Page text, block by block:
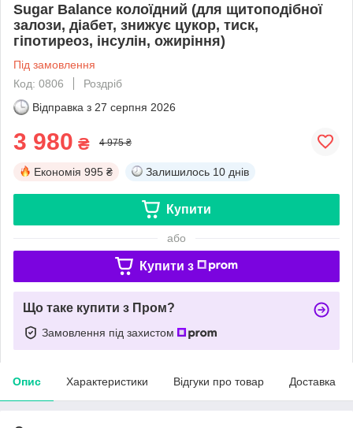
Sugar Balance колоїдний (для щитоподібної
залози, діабет, знижує цукор, тиск,
гіпотиреоз, інсулін, ожиріння)
Під замовлення
Код: 0806
Роздріб
Відправка з 27 серпня 2026
3 980 ₴ 4 975 ₴
Економія 995 ₴ Залишилось 10 днів
Купити
або
Купити з
Що таке купити з Пром?
Замовлення під захистом
Опис Характеристики Відгуки про товар Доставка